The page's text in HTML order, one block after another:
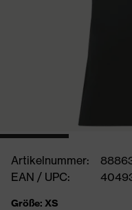
Artikelnummer:
EAN / UPC:
Größe: XS